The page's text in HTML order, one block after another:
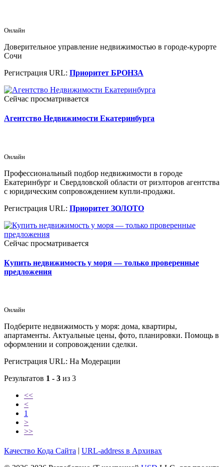
Онлайн
Доверительное управление недвижимостью в городе-курорте
Сочи
Регистрация URL: Приоритет БРОНЗА
Сейчас просматривается
Агентство Недвижимости Екатеринбурга
Онлайн
Профессиональный подбор недвижимости в городе
Екатеринбург и Свердловской области от риэлторов агентства
с юридическим сопровождением купли-продажи.
Регистрация URL: Приоритет ЗОЛОТО
Сейчас просматривается
Купить недвижимость у моря — только проверенные
предложения
Онлайн
Подберите недвижимость у моря: дома, квартиры,
апартаменты. Актуальные цены, фото, планировки. Помощь в
оформлении и сопровождении сделки.
Регистрация URL: На Модерации
Результатов 1 - 3 из 3
<<
<
1
>
>>
Качество Кода Сайта
URL-address в Архивах